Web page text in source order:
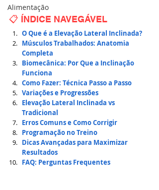
Alimentação
📋 ÍNDICE NAVEGÁVEL
O Que é a Elevação Lateral Inclinada?
Músculos Trabalhados: Anatomia
Completa
Biomecânica: Por Que a Inclinação
Funciona
Como Fazer: Técnica Passo a Passo
Variações e Progressões
Elevação Lateral Inclinada vs
Tradicional
Erros Comuns e Como Corrigir
Programação no Treino
Dicas Avançadas para Maximizar
Resultados
FAQ: Perguntas Frequentes